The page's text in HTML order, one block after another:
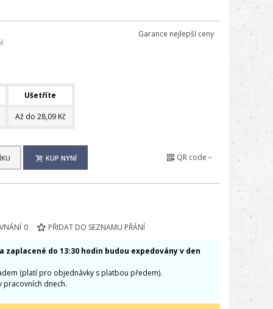
Garance nejlepší ceny
Ušetříte
Až do 28,09 Kč
KUP NYNÍ QR code
0 PŘIDAT DO SEZNAMU PŘÁNÍ
zaplacené do 13:30 hodin budou expedovány v den
(platí pro objednávky s platbou předem).
pracovních dnech.